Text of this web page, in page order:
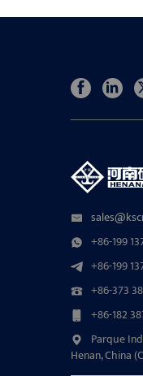
+86-199
+86-199
+86-373
+86-182
Parque
Henan, China